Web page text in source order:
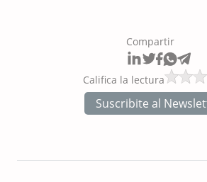
Compartir
Califica la lectura
Suscribite al